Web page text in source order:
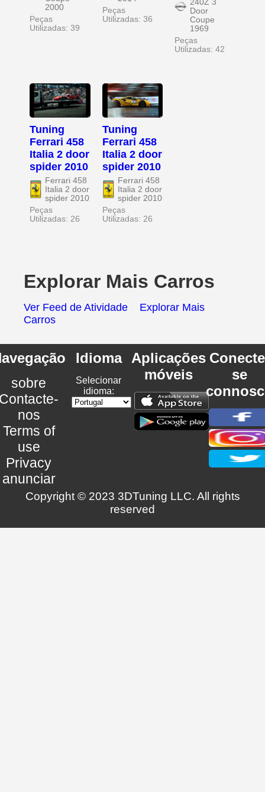
2000
Peças
Utilizadas: 39
Peças
Utilizadas: 36
240Z 3
Door
Coupe
1969
Peças
Utilizadas: 42
Tuning
Ferrari 458
Italia 2 door
spider 2010
Ferrari 458
Italia 2 door
spider 2010
Peças
Utilizadas: 26
Tuning
Ferrari 458
Italia 2 door
spider 2010
Ferrari 458
Italia 2 door
spider 2010
Peças
Utilizadas: 26
Explorar Mais Carros
Ver Feed de Atividade
Explorar Mais
Carros
sobre
nos
Terms of
use
Privacy
anunciar
Idioma
Selecionar
idioma:
Aplicações
móveis
se
Copyright © 2023 3DTuning LLC. All rights
reserved